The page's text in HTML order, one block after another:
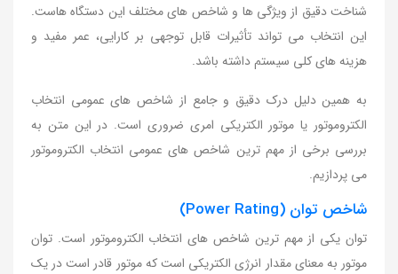
شناخت دقیق از ویژگی ها و شاخص های مختلف این دستگاه هاست.
این انتخاب می تواند تأثیرات قابل توجهی بر کارایی، عمر مفید و
هزینه های کلی سیستم داشته باشد.
به همین دلیل درک دقیق و جامع از شاخص های عمومی انتخاب
الکتروموتور یا موتور الکتریکی امری ضروری است. در این متن به
بررسی برخی از مهم ترین شاخص های عمومی انتخاب الکتروموتور
می پردازیم.
شاخص توان (Power Rating)
توان یکی از مهم ترین شاخص های انتخاب الکتروموتور است. توان
موتور به معنای مقدار انرژی الکتریکی است که موتور قادر است در یک